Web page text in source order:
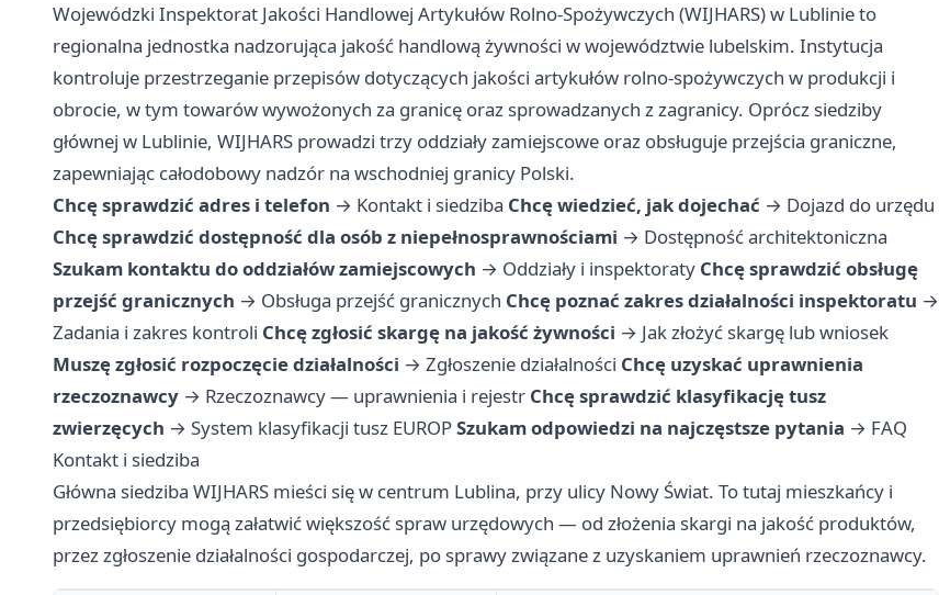
Wojewódzki Inspektorat Jakości Handlowej Artykułów Rolno-Spożywczych (WIJHARS) w Lublinie to
regionalna jednostka nadzorująca jakość handlową żywności w województwie lubelskim. Instytucja
kontroluje przestrzeganie przepisów dotyczących jakości artykułów rolno-spożywczych w produkcji i
obrocie, w tym towarów wywożonych za granicę oraz sprowadzanych z zagranicy. Oprócz siedziby
głównej w Lublinie, WIJHARS prowadzi trzy oddziały zamiejscowe oraz obsługuje przejścia graniczne,
zapewniając całodobowy nadzór na wschodniej granicy Polski.
Chcę sprawdzić adres i telefon → Kontakt i siedziba Chcę wiedzieć, jak dojechać → Dojazd do urzędu
Chcę sprawdzić dostępność dla osób z niepełnosprawnościami → Dostępność architektoniczna
Szukam kontaktu do oddziałów zamiejscowych → Oddziały i inspektoraty Chcę sprawdzić obsługę
przejść granicznych → Obsługa przejść granicznych Chcę poznać zakres działalności inspektoratu →
Zadania i zakres kontroli Chcę zgłosić skargę na jakość żywności → Jak złożyć skargę lub wniosek
Muszę zgłosić rozpoczęcie działalności → Zgłoszenie działalności Chcę uzyskać uprawnienia
rzeczoznawcy → Rzeczoznawcy — uprawnienia i rejestr Chcę sprawdzić klasyfikację tusz
zwierzęcych → System klasyfikacji tusz EUROPSzukam odpowiedzi na najczęstsze pytania → FAQ
Kontakt i siedziba
Główna siedziba WIJHARS mieści się w centrum Lublina, przy ulicy Nowy Świat. To tutaj mieszkańcy i
przedsiębiorcy mogą załatwić większość spraw urzędowych — od złożenia skargi na jakość produktów,
przez zgłoszenie działalności gospodarczej, po sprawy związane z uzyskaniem uprawnień rzeczoznawcy.